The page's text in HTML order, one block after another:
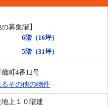
募集階】
6階（16坪）
5階（31坪）
町4番12号
その他の物件
上１０階建